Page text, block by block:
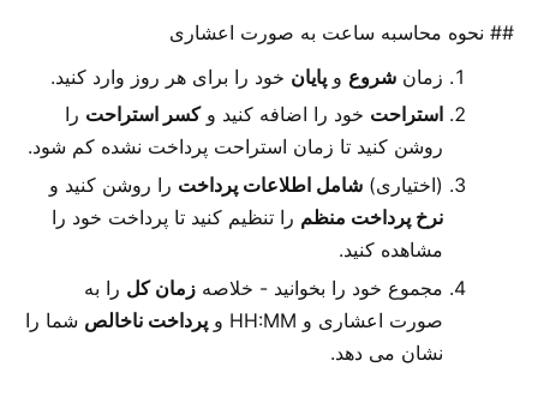
## نحوه محاسبه ساعت به صورت اعشاری
زمانشروع وپایان خود را برای هر روز وارد کنید.
استراحت خود را اضافه کنید وکسر استراحت را
روشن کنید تا زمان استراحت پرداخت نشده کم شود.
(اختیاری)شامل اطلاعات پرداخت را روشن کنید و
نرخ پرداخت منظم را تنظیم کنید تا پرداخت خود را
مشاهده کنید.
مجموع خود را بخوانید - خلاصهزمان کل را به
صورت اعشاری و HH:MM و
پرداخت ناخالص شما را
نشان می دهد.